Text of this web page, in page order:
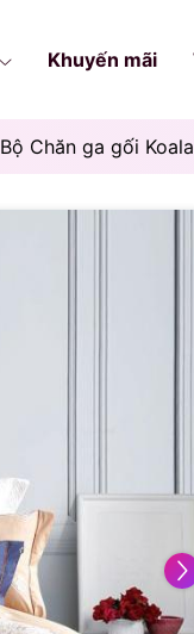
Khuyến mãi
Bộ Chăn ga gối